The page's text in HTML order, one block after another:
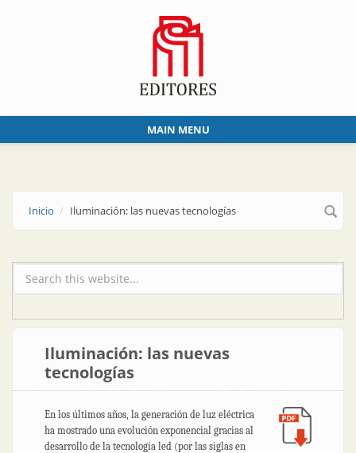
MAIN MENU
Inicio Iluminación: las nuevas tecnologías
Formulario de búsqueda
Iluminación: las nuevas
tecnologías
En los últimos años, la generación de luz eléctrica
ha mostrado una evolución exponencial gracias al
desarrollo de la tecnología led (por las siglas en